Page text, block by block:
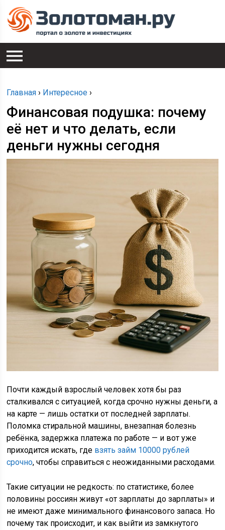
Главная › Интересное ›
Финансовая подушка: почему
её нет и что делать, если
деньги нужны сегодня
Почти каждый взрослый человек хотя бы раз
сталкивался с ситуацией, когда срочно нужны деньги, а
на карте — лишь остатки от последней зарплаты.
Поломка стиральной машины, внезапная болезнь
ребёнка, задержка платежа по работе — и вот уже
приходится искать, где взять займ 10000 рублей
срочно, чтобы справиться с неожиданными расходами.
Такие ситуации не редкость: по статистике, более
половины россиян живут «от зарплаты до зарплаты» и
не имеют даже минимального финансового запаса. Но
почему так происходит, и как выйти из замкнутого